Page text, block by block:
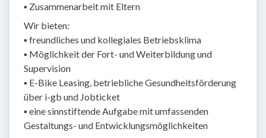
▪ Zusammenarbeit mit Eltern
Wir bieten:
▪ freundliches und kollegiales Betriebsklima
▪ Möglichkeit der Fort- und Weiterbildung und
Supervision
▪ E-Bike Leasing, betriebliche Gesundheitsförderung
über i-gb und Jobticket
▪ eine sinnstiftende Aufgabe mit umfassenden
Gestaltungs- und Entwicklungsmöglichkeiten